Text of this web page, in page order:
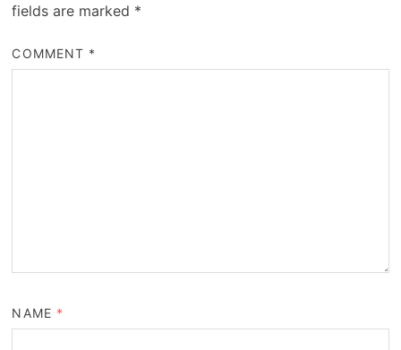
fields are marked *
COMMENT *
NAME *